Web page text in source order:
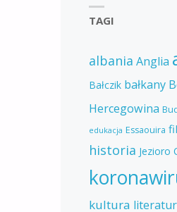
TAGI
albania Anglia
Bałczik bałkany
Hercegowina
edukacja Essaouira
historia Jezioro
kultura